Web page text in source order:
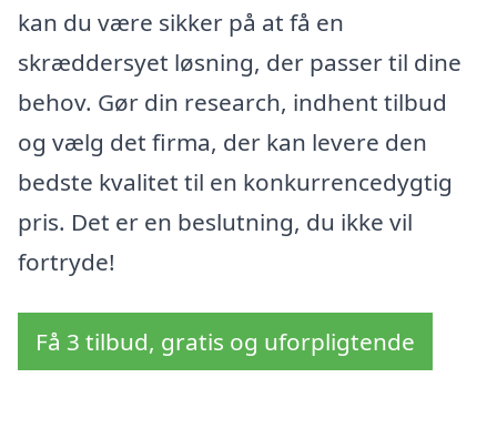
kan du være sikker på at få en
skræddersyet løsning, der passer til dine
behov. Gør din research, indhent tilbud
og vælg det firma, der kan levere den
bedste kvalitet til en konkurrencedygtig
pris. Det er en beslutning, du ikke vil
fortryde!
Få 3 tilbud, gratis og uforpligtende